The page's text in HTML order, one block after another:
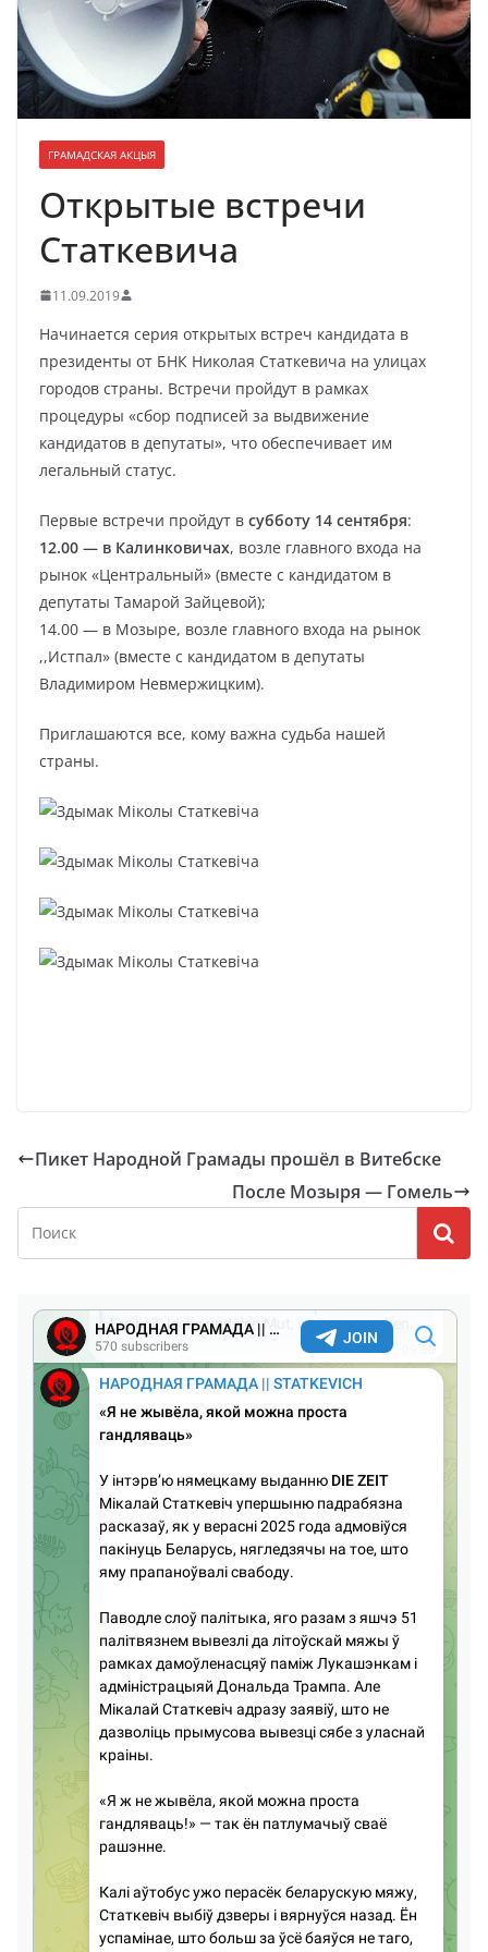
ГРАМАДСКАЯ АКЦЫЯ
Открытые встречи
Статкевича
11.09.2019
Начинается серия открытых встреч кандидата в
президенты от БНК Николая Статкевича на улицах
городов страны. Встречи пройдут в рамках
процедуры «сбор подписей за выдвижение
кандидатов в депутаты», что обеспечивает им
легальный статус.
Первые встречи пройдут в субботу 14 сентября:
12.00 — в Калинковичах, возле главного входа на
рынок «Центральный» (вместе с кандидатом в
депутаты Тамарой Зайцевой);
14.00 — в Мозыре, возле главного входа на рынок
,,Истпал» (вместе с кандидатом в депутаты
Владимиром Невмержицким).
Приглашаются все, кому важна судьба нашей
страны.
Пикет Народной Грамады прошёл в Витебске
После Мозыря — Гомель